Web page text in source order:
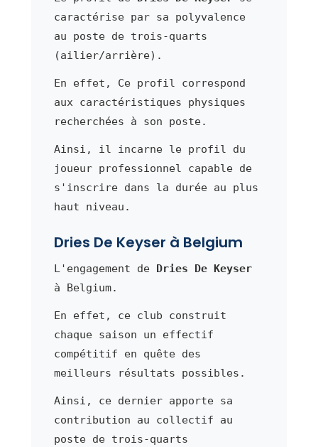
caractérise par sa polyvalence
au poste de trois-quarts
(ailier/arrière).
En effet, Ce profil correspond
aux caractéristiques physiques
recherchées à son poste.
Ainsi, il incarne le profil du
joueur professionnel capable de
s'inscrire dans la durée au plus
haut niveau.
Dries De Keyser à Belgium
L'engagement de
Dries De Keyser
à Belgium.
En effet, ce club construit
chaque saison un effectif
compétitif en quête des
meilleurs résultats possibles.
Ainsi, ce dernier apporte sa
contribution au collectif au
poste de trois-quarts